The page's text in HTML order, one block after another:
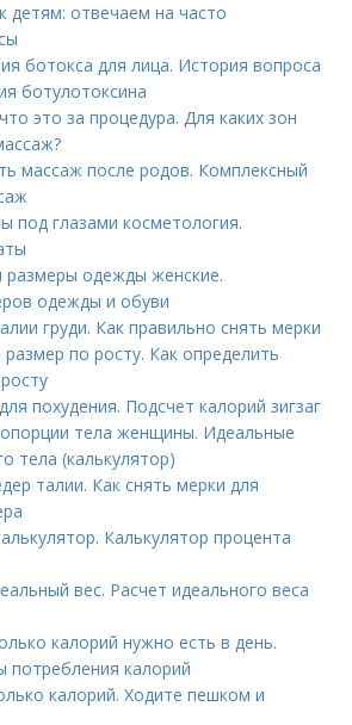
детям: отвечаем на часто
ботокса для лица. История вопроса
ботулотоксина
это за процедура. Для каких зон
массаж после родов. Комплексный
под глазами косметология.
размеры одежды женские.
одежды и обуви
груди. Как правильно снять мерки
по росту. Как определить
похудения. Подсчет калорий зигзаг
тела женщины. Идеальные
тела (калькулятор)
талии. Как снять мерки для
Калькулятор процента
вес. Расчет идеального веса
калорий нужно есть в день.
потребления калорий
калорий. Ходите пешком и